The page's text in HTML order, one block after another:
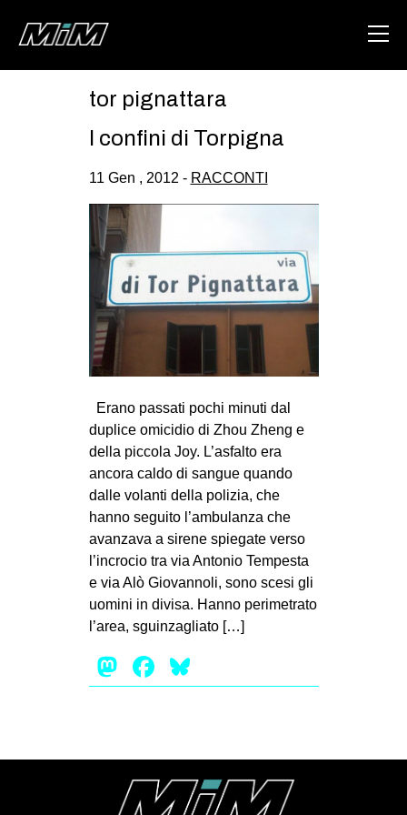
GAZA FREESTYLE
CSOA LAMBRETTA
ZAM
MILANO
MOBILITAZIONI
SPAZI
SPORT POPOLARE
MOVIMENTI
AMBIENTE
ANTIFASCISMO
GENERI
STUDENTI
tor pignattara
I confini di Torpigna
11 Gen , 2012 - RACCONTI
Erano passati pochi minuti dal
duplice omicidio di Zhou Zheng e
della piccola Joy. L’asfalto era
ancora caldo di sangue quando
dalle volanti della polizia, che
hanno seguito l’ambulanza che
avanzava a sirene spiegate verso
l’incrocio tra via Antonio Tempesta
e via Alò Giovannoli, sono scesi gli
uomini in divisa. Hanno perimetrato
l’area, sguinzagliato […]
Mastodon
Facebook